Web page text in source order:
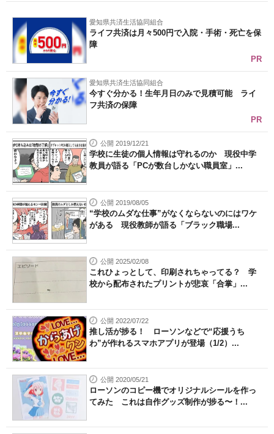
愛知県共済生活協同組合
ライフ共済は月々500円で入院・手術・死亡を保
障
PR
愛知県共済生活協同組合
今すぐ分かる！生年月日のみで見積可能 ライ
フ共済の保障
PR
公開 2019/12/21
学校に生徒の個人情報は守れるのか 現役中学
教員が語る「PCが数台しかない職員室」...
公開 2019/08/05
“学校のムダな仕事”がなくならないのにはワケ
がある 現役教師が語る「ブラック職場...
公開 2025/02/08
これひょっとして、印刷されちゃってる？ 学
校から配布されたプリントが悲哀「合掌」...
公開 2022/07/22
推し活が捗る！ ローソンなどで“応援うち
わ”が作れるスマホアプリが登場（1/2）...
公開 2020/05/21
ローソンのコピー機でオリジナルシールを作っ
てみた これは自作グッズ制作が捗る〜！...